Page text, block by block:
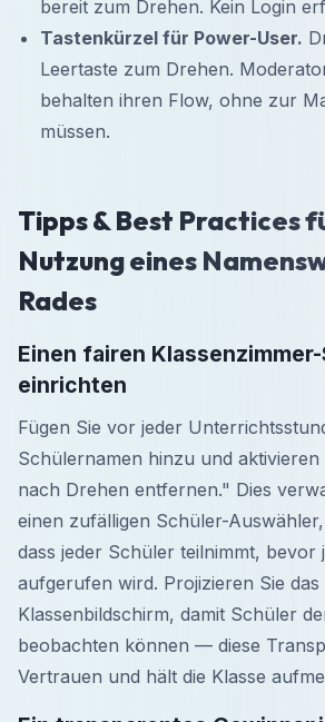
bereit zum Drehen. Kein Login
Tastenkürzel für Power-User.
Leertaste zum Drehen.
behalten ihren Flow, ohne zur
müssen.
Tipps & Best Practices
Nutzung eines
Rades
Einen fairen
einrichten
Fügen Sie vor jeder
Schülernamen hinzu und
nach Drehen entfernen." Dies
einen zufälligen Schüler-
dass jeder Schüler teilnimmt, bevor
aufgerufen wird. Projizieren Sie
Klassenbildschirm, damit Schüler
beobachten können — diese
Vertrauen und hält die Klasse